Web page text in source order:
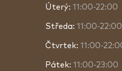
Úterý: 11:00-22:00
Středa: 11:00-22:00
Čtvrtek: 11:00-
Pátek: 11:00-23:00